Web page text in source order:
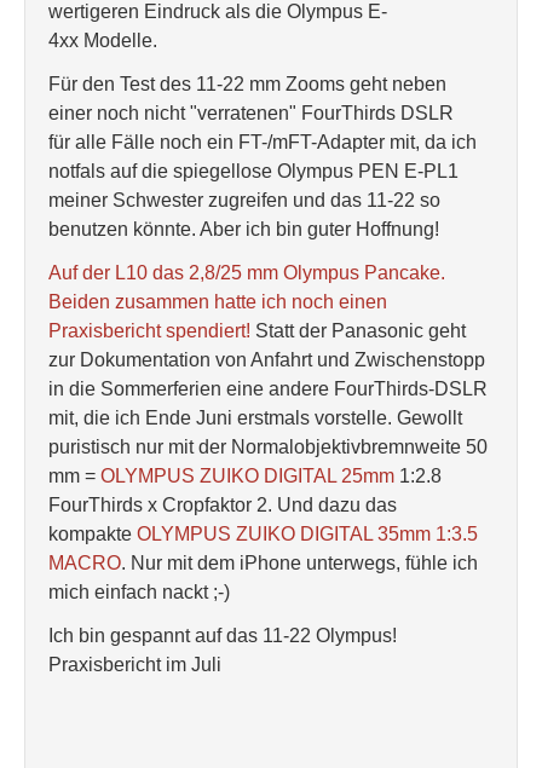
wertigeren Eindruck als die Olympus E-
4xx Modelle.
Für den Test des 11-22 mm Zooms geht neben
einer noch nicht "verratenen" FourThirds DSLR
für alle Fälle noch ein FT-/mFT-Adapter mit, da ich
notfals auf die spiegellose Olympus PEN E-PL1
meiner Schwester zugreifen und das 11-22 so
benutzen könnte. Aber ich bin guter Hoffnung!
Auf der L10 das 2,8/25 mm Olympus Pancake.
Beiden zusammen hatte ich noch einen
Praxisbericht spendiert! Statt der Panasonic geht
zur Dokumentation von Anfahrt und Zwischenstopp
in die Sommerferien eine andere FourThirds-DSLR
mit, die ich Ende Juni erstmals vorstelle. Gewollt
puristisch nur mit der Normalobjektivbremnweite 50
mm = OLYMPUS ZUIKO DIGITAL 25mm 1:2.8
FourThirds x Cropfaktor 2. Und dazu das
kompakte OLYMPUS ZUIKO DIGITAL 35mm 1:3.5
MACRO. Nur mit dem iPhone unterwegs, fühle ich
mich einfach nackt ;-)
Ich bin gespannt auf das 11-22 Olympus!
Praxisbericht im Juli